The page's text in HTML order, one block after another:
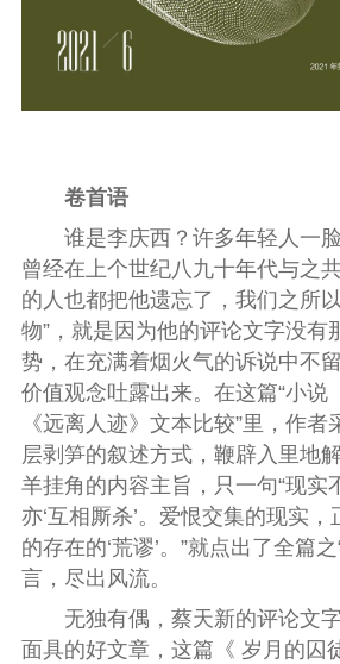
卷首语
谁是李庆西？许多年轻人一脸
曾经在上个世纪八九十年代与之
的人也都把他遗忘了，我们之所
物”，就是因为他的评论文字没有
势，在充满着烟火气的诉说中不
价值观念吐露出来。在这篇“小说
《远离人迹》文本比较”里，作
层剥笋的叙述方式，鞭辟入里地
羊挂角的内容主旨，只一句“现实
亦‘互相厮杀’。爱恨交集的现实
的存在的‘荒谬’。”就点出了全篇
言，尽出风流。
无独有偶，蔡天新的评论文字
面具的好文章，这篇《 岁月的囚